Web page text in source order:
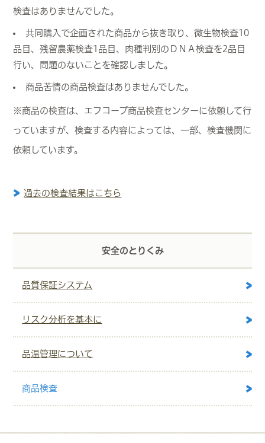
検査はありませんでした。
共同購入で企画された商品から抜き取り、微生物検査10
品目、残留農薬検査1品目、肉種判別のＤＮＡ検査を2品目
行い、問題のないことを確認しました。
商品苦情の商品検査はありませんでした。
※商品の検査は、エフコープ商品検査センターに依頼して行
っていますが、検査する内容によっては、一部、検査機関に
依頼しています。
過去の検査結果はこちら
安全のとりくみ
品質保証システム
リスク分析を基本に
品温管理について
商品検査